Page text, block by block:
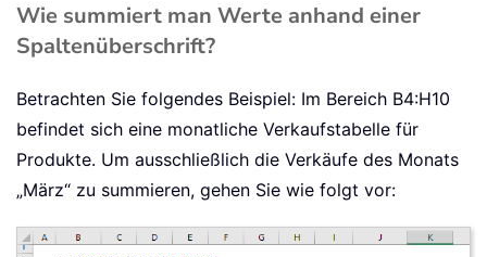
Wie summiert man Werte anhand einer
Spaltenüberschrift?
Betrachten Sie folgendes Beispiel: Im Bereich B4:H10
befindet sich eine monatliche Verkaufstabelle für
Produkte. Um ausschließlich die Verkäufe des Monats
„März“ zu summieren, gehen Sie wie folgt vor: